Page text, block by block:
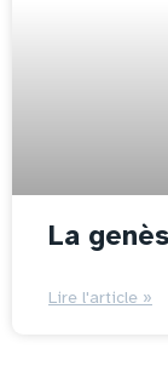
La
Lire l'article »